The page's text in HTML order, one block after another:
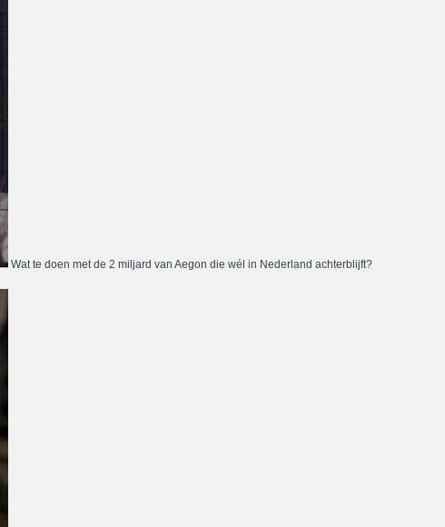
Wat te doen met de 2 miljard van Aegon die wél in Nederland achterblijft?